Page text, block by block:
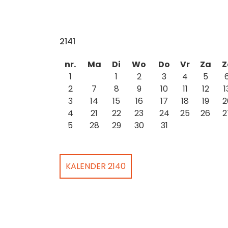
2141
nr.
Ma Di Wo Do Vr Za
1
1 2 3 4 5
2
7 8 9 10 11 12
3
14 15 16 17 18 19
4
21 22 23 24 25 26
5
28 29 30 31
KALENDER 2140